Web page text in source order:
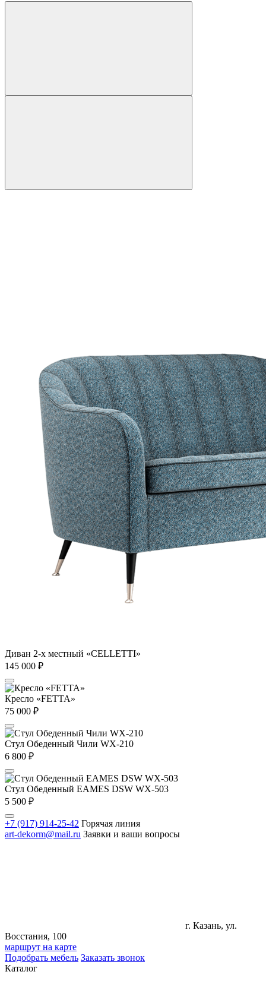
Диван 2-х местный «CELLETTI»
145 000 ₽
Кресло «FETTA»
75 000 ₽
Стул Обеденный Чили WX-210
6 800 ₽
Стул Обеденный EAMES DSW WX-503
5 500 ₽
+7 (917) 914-25-42 Горячая линия
art-dekorm@mail.ru Заявки и ваши вопросы
г. Казань, ул.
Восстания, 100
маршрут на карте
Подобрать мебель Заказать звонок
Каталог